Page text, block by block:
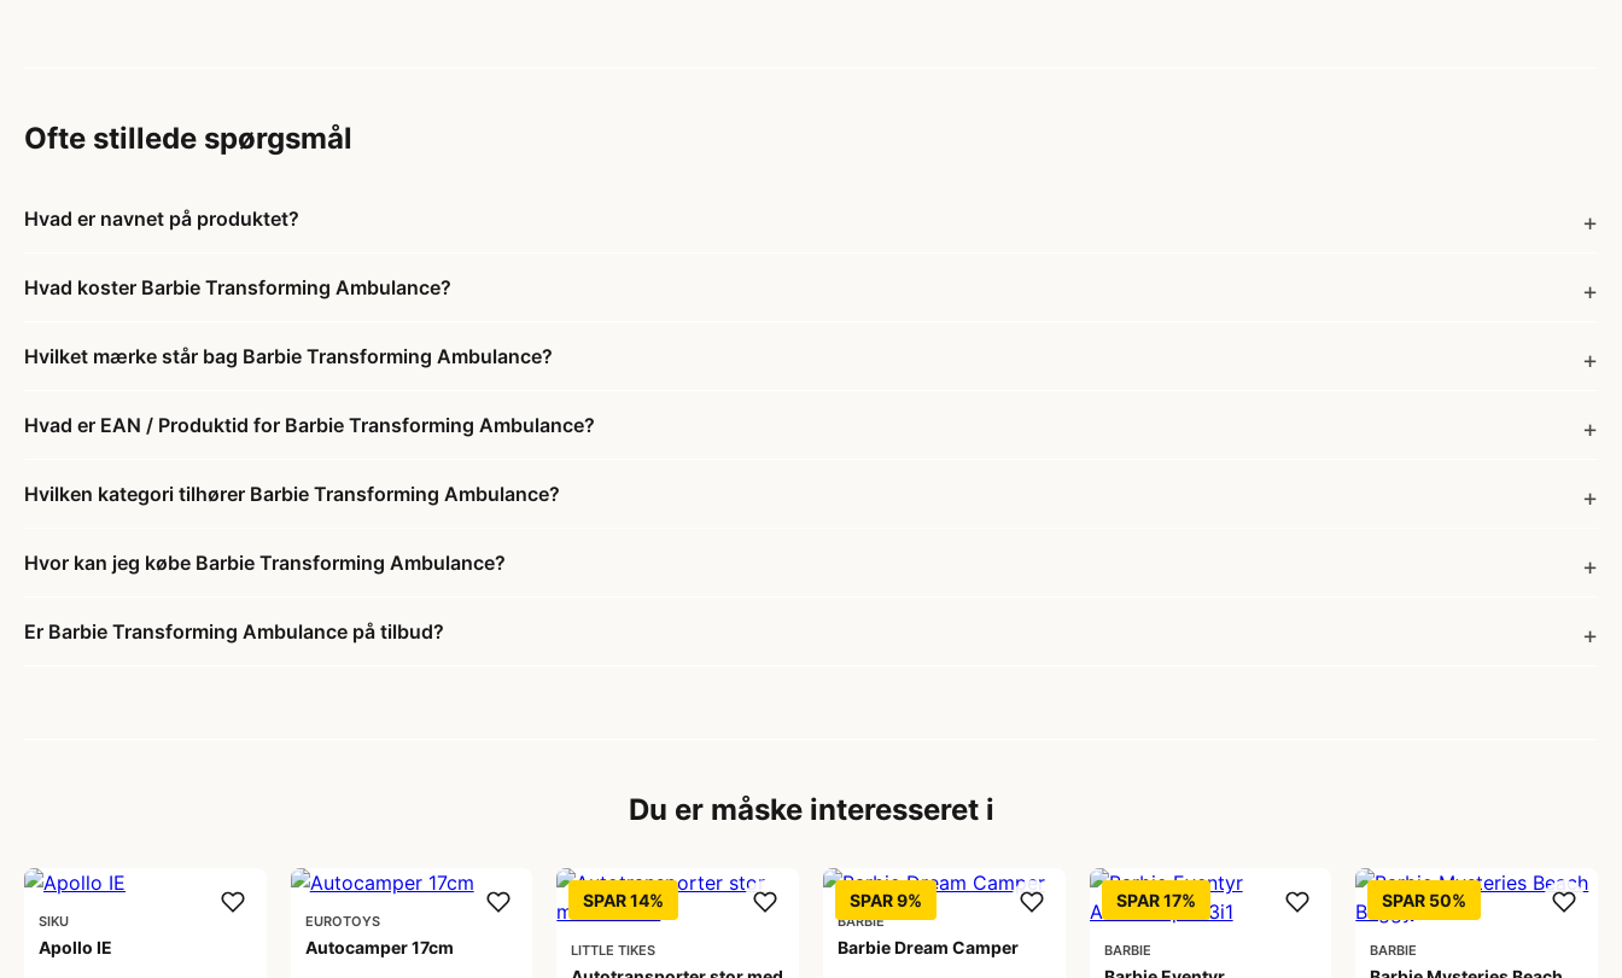
Ofte stillede spørgsmål
Hvad er navnet på produktet?
Hvad koster Barbie Transforming Ambulance?
Hvilket mærke står bag Barbie Transforming Ambulance?
Hvad er EAN / Produktid for Barbie Transforming Ambulance?
Hvilken kategori tilhører Barbie Transforming Ambulance?
Hvor kan jeg købe Barbie Transforming Ambulance?
Er Barbie Transforming Ambulance på tilbud?
Du er måske interesseret i
SIKU
Apollo IE
EUROTOYS
Autocamper 17cm
SPAR 14%
LITTLE TIKES
SPAR 9%
BARBIE
Barbie Dream Camper
SPAR 17%
BARBIE
SPAR 50%
BARBIE